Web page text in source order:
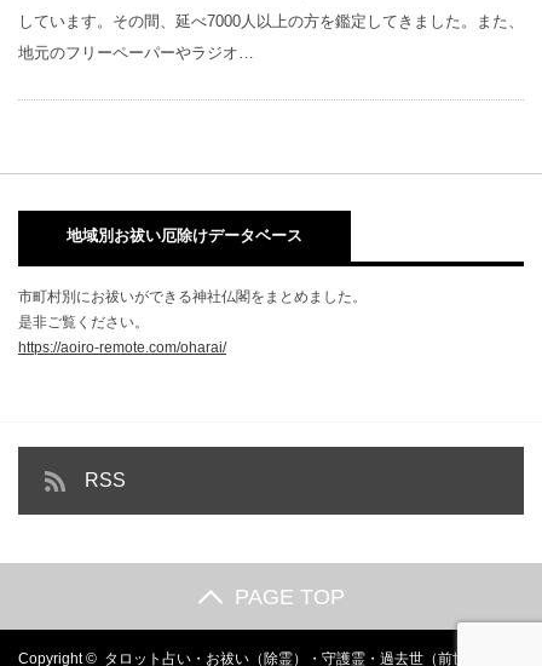
しています。その間、延べ7000人以上の方を鑑定してきました。また、
地元のフリーペーパーやラジオ…
地域別お祓い厄除けデータベース
市町村別にお祓いができる神社仏閣をまとめました。
是非ご覧ください。
https://aoiro-remote.com/oharai/
RSS
PAGE TOP
Copyright © タロット占い・お祓い（除霊）・守護霊・過去世（前世）の遠